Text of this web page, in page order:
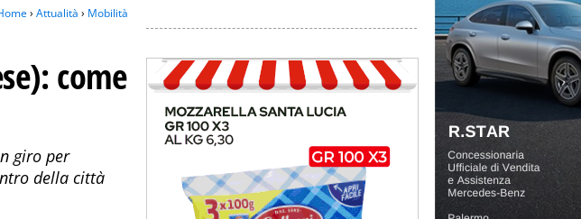
› Attualità › Mobilità
come
giro per
della città